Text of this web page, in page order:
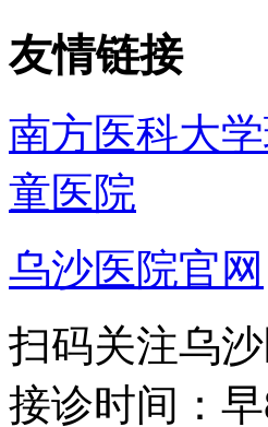
友情链接
南方医科大
童医院
乌沙医院官网
扫码关注乌
接诊时间：